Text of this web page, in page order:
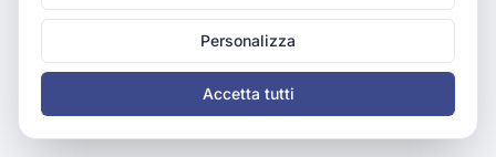
Personalizza
Accetta tutti